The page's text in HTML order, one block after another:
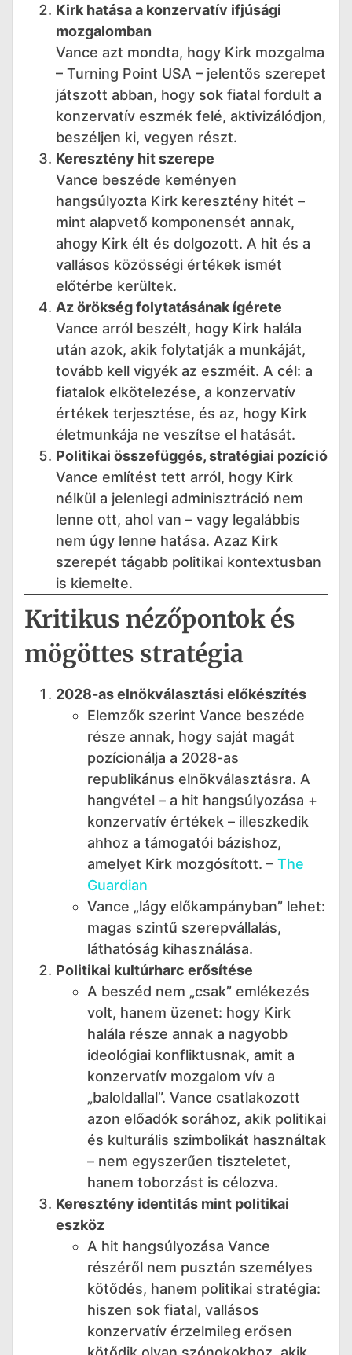
Kirk hatása a konzervatív ifjúsági
mozgalomban
Vance azt mondta, hogy Kirk mozgalma
– Turning Point USA – jelentős szerepet
játszott abban, hogy sok fiatal fordult a
konzervatív eszmék felé, aktivizálódjon,
beszéljen ki, vegyen részt.
Keresztény hit szerepe
Vance beszéde keményen
hangsúlyozta Kirk keresztény hitét –
mint alapvető komponensét annak,
ahogy Kirk élt és dolgozott. A hit és a
vallásos közösségi értékek ismét
előtérbe kerültek.
Az örökség folytatásának ígérete
Vance arról beszélt, hogy Kirk halála
után azok, akik folytatják a munkáját,
tovább kell vigyék az eszméit. A cél: a
fiatalok elkötelezése, a konzervatív
értékek terjesztése, és az, hogy Kirk
életmunkája ne veszítse el hatását.
Politikai összefüggés, stratégiai pozíció
Vance említést tett arról, hogy Kirk
nélkül a jelenlegi adminisztráció nem
lenne ott, ahol van – vagy legalábbis
nem úgy lenne hatása. Azaz Kirk
szerepét tágabb politikai kontextusban
is kiemelte.
Kritikus nézőpontok és
mögöttes stratégia
2028-as elnökválasztási előkészítés
Elemzők szerint Vance beszéde
része annak, hogy saját magát
pozícionálja a 2028-as
republikánus elnökválasztásra. A
hangvétel – a hit hangsúlyozása +
konzervatív értékek – illeszkedik
ahhoz a támogatói bázishoz,
amelyet Kirk mozgósított. – The
Guardian
Vance „lágy előkampányban” lehet:
magas szintű szerepvállalás,
láthatóság kihasználása.
Politikai kultúrharc erősítése
A beszéd nem „csak” emlékezés
volt, hanem üzenet: hogy Kirk
halála része annak a nagyobb
ideológiai konfliktusnak, amit a
konzervatív mozgalom vív a
„baloldallal”. Vance csatlakozott
azon előadók sorához, akik politikai
és kulturális szimbolikát használtak
– nem egyszerűen tiszteletet,
hanem toborzást is célozva.
Keresztény identitás mint politikai
eszköz
A hit hangsúlyozása Vance
részéről nem pusztán személyes
kötődés, hanem politikai stratégia:
hiszen sok fiatal, vallásos
konzervatív érzelmileg erősen